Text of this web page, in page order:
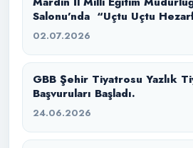
Salonu’nda “Uçtu Uçtu
İzleyicilerimizle Buluştuk.
02.07.2026
GBB Şehir Tiyatrosu Yazlık Tiyatro Atölyesi
Başvuruları Başladı.
24.06.2026